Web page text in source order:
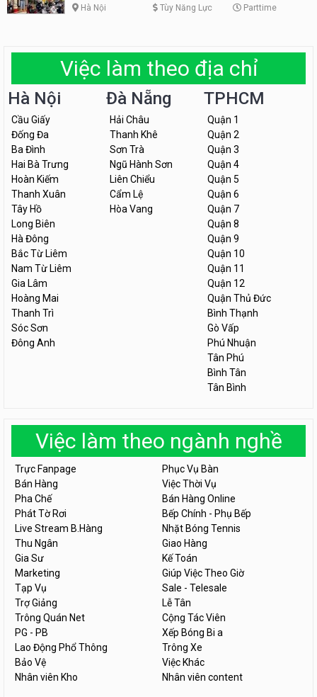
Hà Nội Tùy Năng Lực Parttime
Việc làm theo địa chỉ
Hà Nội
Cầu Giấy
Đống Đa
Ba Đình
Hai Bà Trưng
Hoàn Kiếm
Thanh Xuân
Tây Hồ
Long Biên
Hà Đông
Bắc Từ Liêm
Nam Từ Liêm
Gia Lâm
Hoàng Mai
Thanh Trì
Sóc Sơn
Đông Anh
Đà Nẵng
Hải Châu
Thanh Khê
Sơn Trà
Ngũ Hành Sơn
Liên Chiểu
Cẩm Lệ
Hòa Vang
TPHCM
Quận 1
Quận 2
Quận 3
Quận 4
Quận 5
Quận 6
Quận 7
Quận 8
Quận 9
Quận 10
Quận 11
Quận 12
Quận Thủ Đức
Bình Thạnh
Gò Vấp
Phú Nhuận
Tân Phú
Bình Tân
Tân Bình
Việc làm theo ngành nghề
Trực Fanpage
Phục Vụ Bàn
Bán Hàng
Việc Thời Vụ
Pha Chế
Bán Hàng Online
Phát Tờ Rơi
Bếp Chính - Phụ Bếp
Live Stream B.Hàng
Nhặt Bóng Tennis
Thu Ngân
Giao Hàng
Gia Sư
Kế Toán
Marketing
Giúp Việc Theo Giờ
Tạp Vụ
Sale - Telesale
Trợ Giảng
Lễ Tân
Trông Quán Net
Cộng Tác Viên
PG - PB
Xếp Bóng Bi a
Lao Động Phổ Thông
Trông Xe
Bảo Vệ
Việc Khác
Nhân viên Kho
Nhân viên content